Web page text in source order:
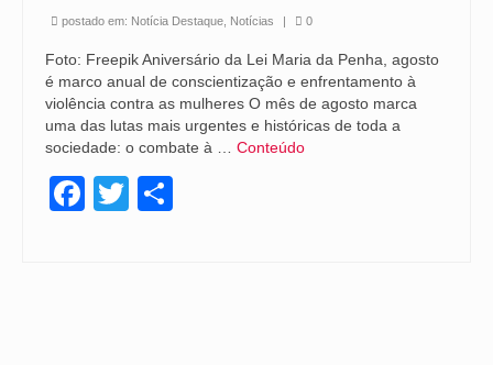
postado em: Notícia Destaque Notícias 0
Foto: Freepik Aniversário da Lei Maria da Penha, agosto
é marco anual de conscientização e enfrentamento à
violência contra as mulheres O mês de agosto marca
uma das lutas mais urgentes e históricas de toda a
sociedade: o combate à … Conteúdo
Facebook
Twitter